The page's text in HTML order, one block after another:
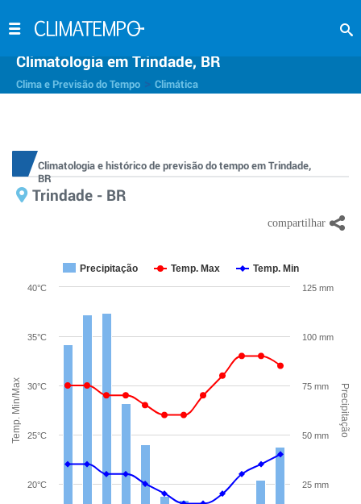
Climatologia em Trindade, BR
Clima e Previsão do Tempo Climática
Climatologia e histórico de previsão do tempo em Trindade,
BR
Trindade - BR
Temp. Min/Max Precipitação
Precipitação Temp. Max Temp. Min
20°C
25°C
30°C
35°C
40°C
25 mm
50 mm
75 mm
100 mm
125 mm